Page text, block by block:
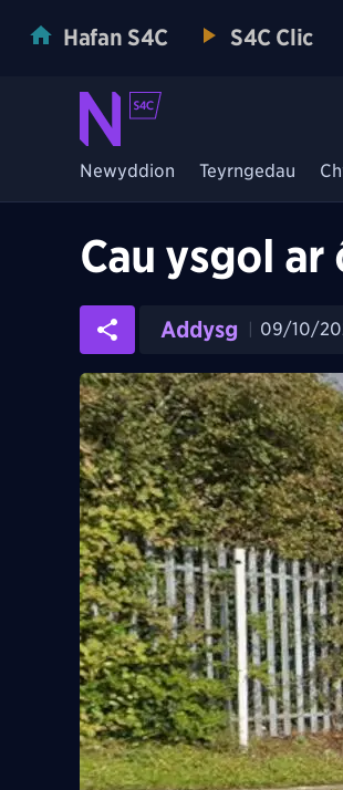
Hafan S4C S4C Clic
Newyddion Teyrngedau
Cau ysgol
Addysg 09/10/